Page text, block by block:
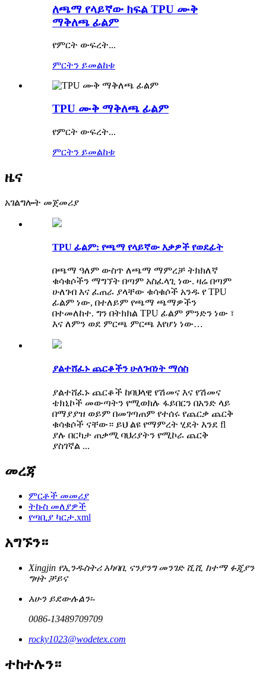
ለጫማ የላይኛው ክፍል TPU ሙቅ
ማቅለጫ ፊልም
የምርት ውፍረት...
ምርትን ይመልከቱ
TPU ሙቅ ማቅለጫ ፊልም
የምርት ውፍረት...
ምርትን ይመልከቱ
ዜና
አገልግሎት መጀመሪያ
TPU ፊልም: የጫማ የላይኛው እቃዎች የወደፊት
በጫማ ዓለም ውስጥ ለጫማ ማምረቻ ትክክለኛ
ቁሳቁሶችን ማግኘት በጣም አስፈላጊ ነው. ዛሬ በጣም
ሁለገብ እና ፈጠራ ያላቸው ቁሳቁሶች አንዱ የ TPU
ፊልም ነው, በተለይም የጫማ ጫማዎችን
በተመለከተ. ግን በትክክል TPU ፊልም ምንድን ነው ፣
እና ለምን ወደ ምርጫ ምርጫ እየሆነ ነው…
ያልተሸፈኑ ጨርቆችን ሁለገብነት ማሰስ
ያልተሸፈኑ ጨርቆች ከባህላዊ የሽመና እና የሽመና
ቴክኒኮች መውጣትን የሚወክሉ ፋይበርን በአንድ ላይ
በማያያዝ ወይም በመገጣጠም የተሰሩ የጨርቃ ጨርቅ
ቁሳቁሶች ናቸው። ይህ ልዩ የማምረት ሂደት እንደ fl
ያሉ በርካታ ጠቃሚ ባህሪያትን የሚኮራ ጨርቅ
ያስገኛል ...
መረጃ
ምርቶች መመሪያ
ትኩስ መለያዎች
የጣቢያ ካርታ.xml
አግኙን።
Xingjin የኢንዱስትሪ አካባቢ ናንያንግ መንገድ ሺሺ ከተማ ፉጂያን
ግዛት ቻይና
አሁን ይደውሉልን፡-
0086-13489709709
rocky1023@wodetex.com
ተከተሉን።